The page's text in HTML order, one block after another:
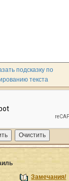
подсказку по
текста
Замечания/